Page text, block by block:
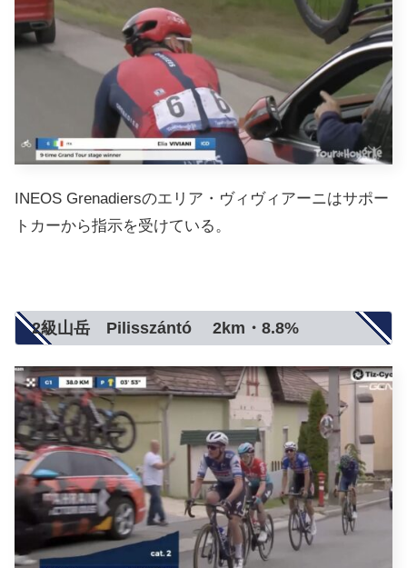
INEOS Grenadiersのエリア・ヴィヴィアーニはサポー
トカーから指示を受けている。
2級山岳 Pilisszántó 2km・8.8%